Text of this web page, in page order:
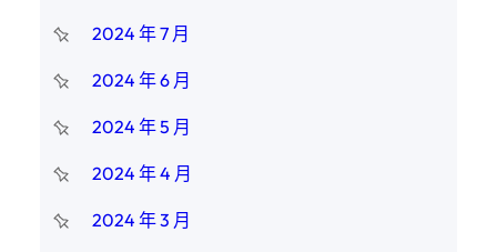
2024 年 7 月
2024 年 6 月
2024 年 5 月
2024 年 4 月
2024 年 3 月